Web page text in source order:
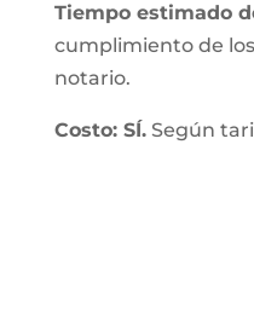
Tiempo estimado
cumplimiento de
notario.
Costo: SÍ.Según